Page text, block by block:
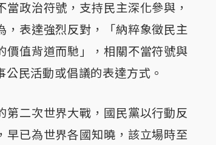
政治符號，支持民主深化參與，
，表達強烈反對，「納粹象徵民主
價值背道而馳」，相關不當符號與
民活動或倡議的表達方式。
第二次世界大戰，國民黨以行動反
早已為世界各國知曉，該立場時至